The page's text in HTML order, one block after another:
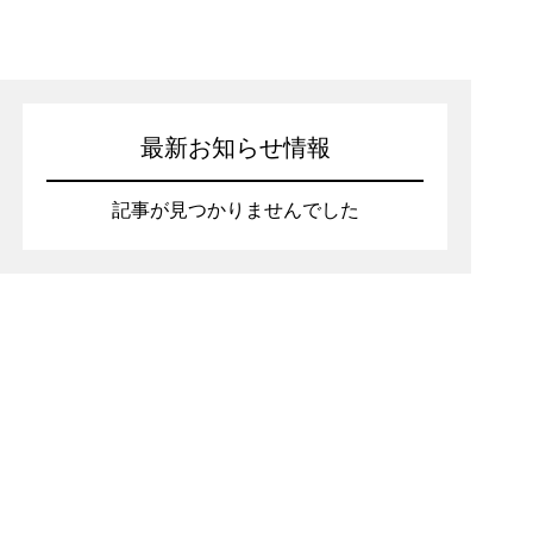
最新お知らせ情報
記事が見つかりませんでした